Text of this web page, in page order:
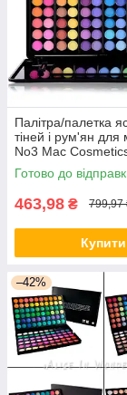
Палітра/палетка
тіней і рум'ян для
No3 Mac
кольорів
Готово до
463,98 ₴ 799,97
Купити
–42%